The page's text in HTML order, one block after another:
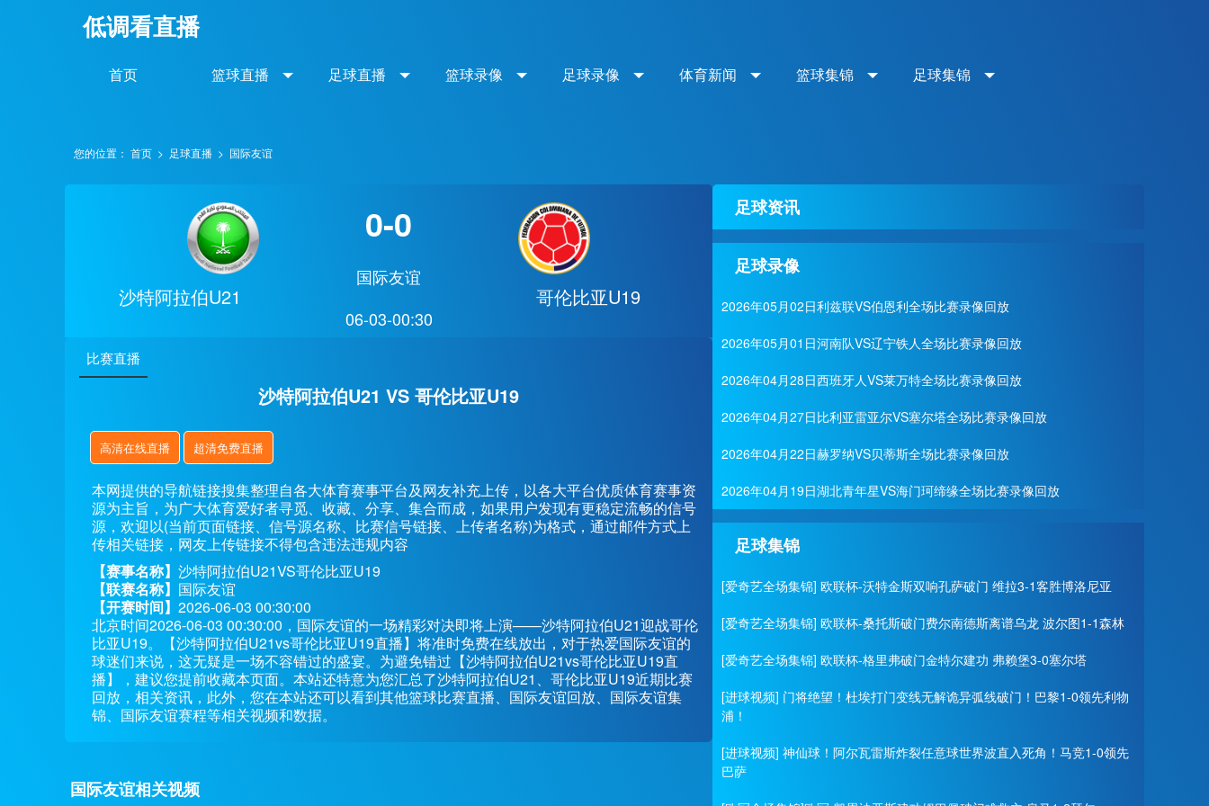
低调看直播
首页 篮球直播 足球直播 篮球录像 足球录像 体育新闻 篮球集锦 足球集锦
您的位置： 首页 > 足球直播 > 国际友谊
沙特阿拉伯U21
0-0
国际友谊
06-03-00:30
哥伦比亚U19
比赛直播
沙特阿拉伯U21 VS 哥伦比亚U19
高清在线直播 超清免费直播
本网提供的导航链接搜集整理自各大体育赛事平台及网友补充上传，以各大平台优质体育赛事资
源为主旨，为广大体育爱好者寻觅、收藏、分享、集合而成，如果用户发现有更稳定流畅的信号
源，欢迎以(当前页面链接、信号源名称、比赛信号链接、上传者名称)为格式，通过邮件方式上
传相关链接，网友上传链接不得包含违法违规内容
【赛事名称】 沙特阿拉伯U21VS哥伦比亚U19
【联赛名称】 国际友谊
【开赛时间】 2026-06-03 00:30:00
北京时间2026-06-03 00:30:00，国际友谊的一场精彩对决即将上演——沙特阿拉伯U21迎战哥伦
比亚U19。【沙特阿拉伯U21vs哥伦比亚U19直播】将准时免费在线放出，对于热爱国际友谊的
球迷们来说，这无疑是一场不容错过的盛宴。为避免错过【沙特阿拉伯U21vs哥伦比亚U19直
播】，建议您提前收藏本页面。本站还特意为您汇总了沙特阿拉伯U21、哥伦比亚U19近期比赛
回放，相关资讯，此外，您在本站还可以看到其他篮球比赛直播、国际友谊回放、国际友谊集
锦、国际友谊赛程等相关视频和数据。
国际友谊相关视频
足球资讯
足球录像
2026年05月02日利兹联VS伯恩利全场比赛录像回放
2026年05月01日河南队VS辽宁铁人全场比赛录像回放
2026年04月28日西班牙人VS莱万特全场比赛录像回放
2026年04月27日比利亚雷亚尔VS塞尔塔全场比赛录像回放
2026年04月22日赫罗纳VS贝蒂斯全场比赛录像回放
2026年04月19日湖北青年星VS海门珂缔缘全场比赛录像回放
足球集锦
[爱奇艺全场集锦] 欧联杯-沃特金斯双响孔萨破门 维拉3-1客胜博洛尼亚
[爱奇艺全场集锦] 欧联杯-桑托斯破门费尔南德斯离谱乌龙 波尔图1-1森林
[爱奇艺全场集锦] 欧联杯-格里弗破门金特尔建功 弗赖堡3-0塞尔塔
[进球视频] 门将绝望！杜埃打门变线无解诡异弧线破门！巴黎1-0领先利物
浦！
[进球视频] 神仙球！阿尔瓦雷斯炸裂任意球世界波直入死角！马竞1-0领先
巴萨